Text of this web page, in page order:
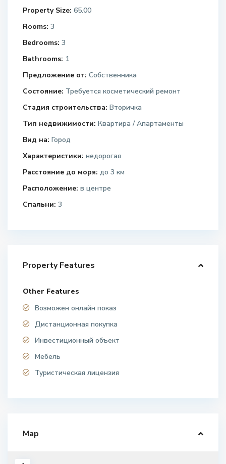
Property Size: 65.00
Rooms: 3
Bedrooms: 3
Bathrooms: 1
Предложение от: Собственника
Состояние: Требуется косметический ремонт
Стадия строительства: Вторичка
Тип недвижимости: Квартира / Апартаменты
Вид на: Город
Характеристики: недорогая
Расстояние до моря: до 3 км
Расположение: в центре
Спальни: 3
Property Features
Other Features
Возможен онлайн показ
Дистанционная покупка
Инвестиционный объект
Мебель
Туристическая лицензия
Map